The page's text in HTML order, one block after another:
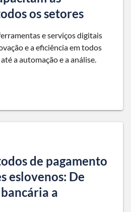
os setores
e serviços digitais
e a eficiência em todos
a automação e a análise.
de pagamento
eslovenos: De
a